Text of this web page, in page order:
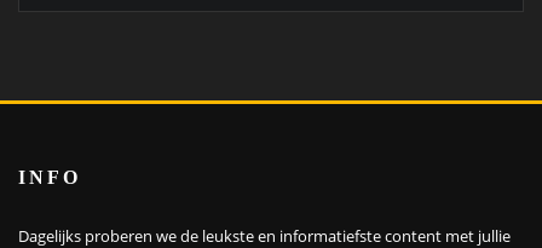
INFO
Dagelijks proberen we de leukste en informatiefste content met jullie